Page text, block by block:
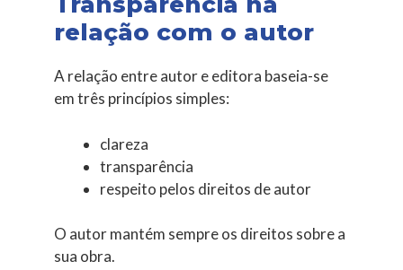
relação com o autor
A relação entre autor e editora baseia-se
em três princípios simples:
clareza
transparência
respeito pelos direitos de autor
O autor mantém sempre os direitos sobre a
sua obra.